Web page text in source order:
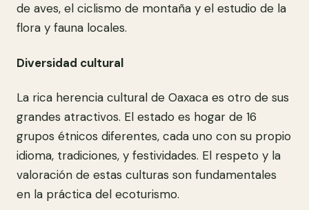
de aves, el ciclismo de montaña y el estudio de la
flora y fauna locales.
Diversidad cultural
La rica herencia cultural de Oaxaca es otro de sus
grandes atractivos. El estado es hogar de 16
grupos étnicos diferentes, cada uno con su propio
idioma, tradiciones, y festividades. El respeto y la
valoración de estas culturas son fundamentales
en la práctica del ecoturismo.